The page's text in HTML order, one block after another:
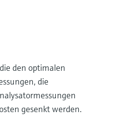
den optimalen
die
gesenkt werden.